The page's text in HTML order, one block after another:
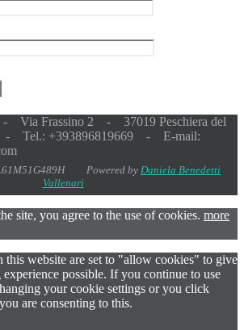
Frassino 2 - 37019 Peschiera del
+393896819669 - E-mail:
Powered by Daniela Benedetti
Vallenari
site, you agree to the use of cookies. more
this website are set to "allow cookies" to give
possible. If you continue to use
your cookie settings or you click
are consenting to this.